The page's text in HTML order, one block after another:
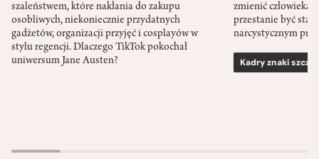
szaleństwem, które nakłania do zakupu
osobliwych, niekoniecznie przydatnych
gadżetów, organizacji przyjęć i cosplayów w
stylu regencji. Dlaczego TikTok pokochał
uniwersum Jane Austen?
zmienić człowieka
przestanie być
narcystycznym
Kadry znaki